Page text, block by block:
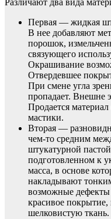
Различают два вида
Первая — жидкая
В нее добавляют
порошок,
связующего
Окрашивание
Отвердевшее
При смене угла
пропадает. Внешне
Продается
мастики.
Вторая —
чем-то средним
штукатурной
подготовленном к
масса, в основе
накладывают
возможные
красивое
шелковистую ткань.